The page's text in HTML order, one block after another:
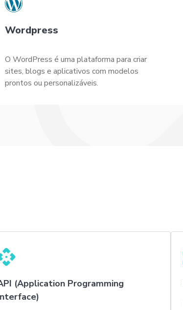
Wordpress
O WordPress é uma plataforma para criar
sites, blogs e aplicativos com modelos
prontos ou personalizáveis.
(Application Programming